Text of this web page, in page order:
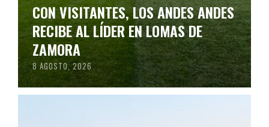
CON VISITANTES, LOS ANDES ANDES
RECIBE AL LÍDER EN LOMAS DE
ZAMORA
8 AGOSTO, 2026